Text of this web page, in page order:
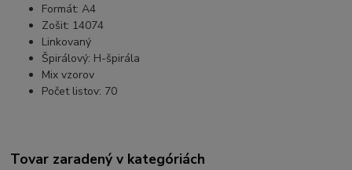
Formát: A4
Zošit: 14074
Linkovaný
Špirálový: H-špirála
Mix vzorov
Počet listov: 70
Tovar zaradený v kategóriách